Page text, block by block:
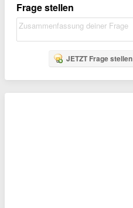
Frage stellen
JETZT Frage stellen